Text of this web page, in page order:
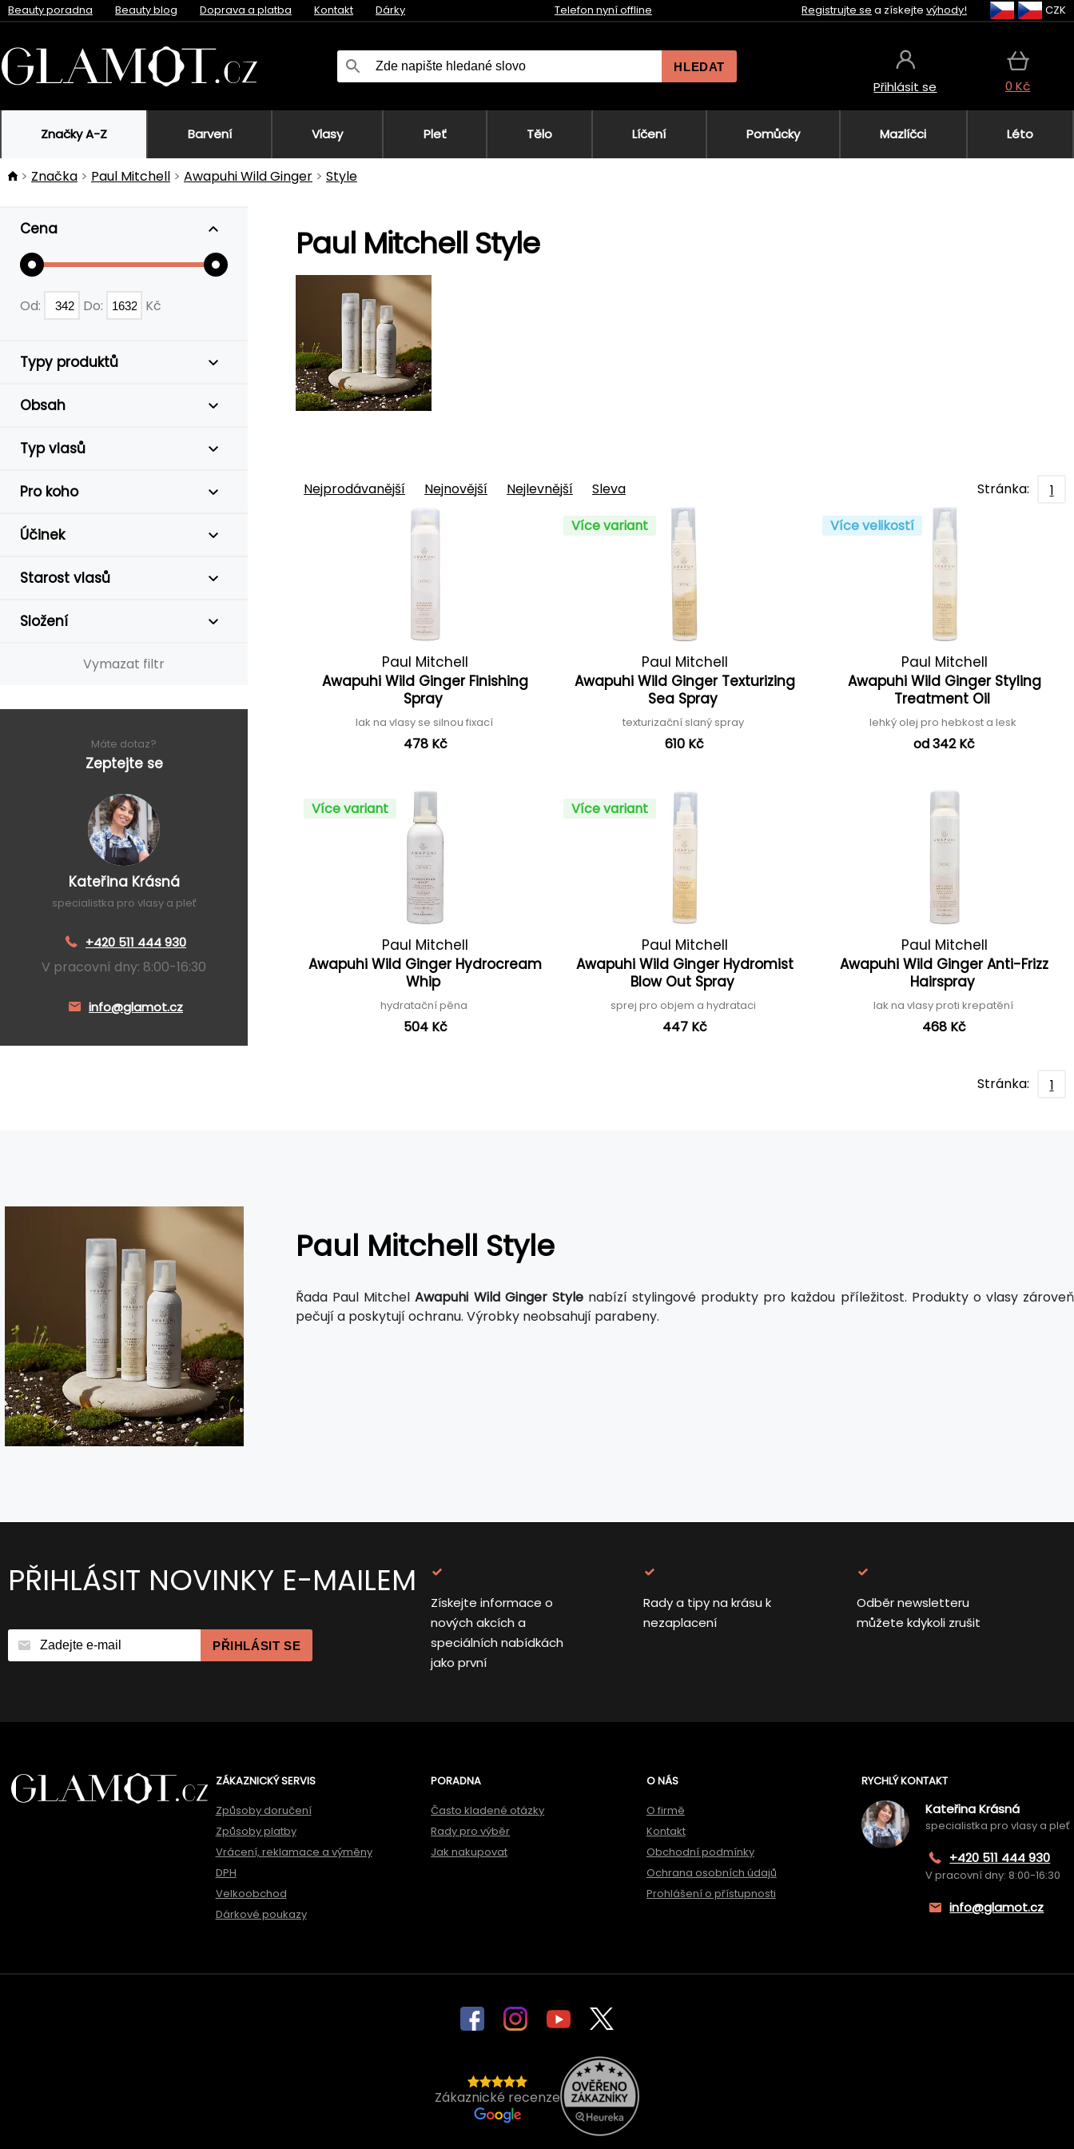
Beauty poradna Beauty blog Doprava a platba Kontakt Dárky Telefon nyní offline Registrujte se a získejte výhody! CZK
HLEDAT
Přihlásit se 0 Kč
Značky A-Z Barvení Vlasy Pleť Tělo Líčení Pomůcky Mazlíčci Léto
Značka Paul Mitchell Awapuhi Wild Ginger Style
Cena
Od: Do: Kč
Typy produktů
Obsah
Typ vlasů
Pro koho
Účinek
Starost vlasů
Složení
Vymazat filtr
Máte dotaz?
Zeptejte se
Kateřina Krásná
specialistka pro vlasy a pleť
+420 511 444 930
V pracovní dny: 8:00-16:30
info@glamot.cz
Paul Mitchell Style
Nejprodávanější Nejnovější Nejlevnější Sleva Stránka: 1
Paul Mitchell
Awapuhi Wild Ginger Finishing
Spray
lak na vlasy se silnou fixací
478 Kč
Více variant
Paul Mitchell
Awapuhi Wild Ginger Texturizing
Sea Spray
texturizační slaný spray
610 Kč
Více velikostí
Paul Mitchell
Awapuhi Wild Ginger Styling
Treatment Oil
lehký olej pro hebkost a lesk
od 342 Kč
Více variant
Paul Mitchell
Awapuhi Wild Ginger Hydrocream
Whip
hydratační pěna
504 Kč
Více variant
Paul Mitchell
Awapuhi Wild Ginger Hydromist
Blow Out Spray
sprej pro objem a hydrataci
447 Kč
Paul Mitchell
Awapuhi Wild Ginger Anti-Frizz
Hairspray
lak na vlasy proti krepatění
468 Kč
Stránka: 1
Paul Mitchell Style
Řada Paul MitchelAwapuhi Wild Ginger Stylenabízí stylingové produkty pro každou příležitost. Produkty o vlasy zároveň
pečují a poskytují ochranu. Výrobky neobsahují parabeny.
PŘIHLÁSIT NOVINKY E-MAILEM
PŘIHLÁSIT SE
Získejte informace o
nových akcích a
speciálních nabídkách
jako první
Rady a tipy na krásu k
nezaplacení
Odběr newsletteru
můžete kdykoli zrušit
ZÁKAZNICKÝ SERVIS
Způsoby doručení
Způsoby platby
Vrácení, reklamace a výměny
DPH
Velkoobchod
Dárkové poukazy
PORADNA
Často kladené otázky
Rady pro výběr
Jak nakupovat
O NÁS
O firmě
Kontakt
Obchodní podmínky
Ochrana osobních údajů
Prohlášení o přístupnosti
RYCHLÝ KONTAKT
Kateřina Krásná
specialistka pro vlasy a pleť
+420 511 444 930
V pracovní dny: 8:00-16:30
info@glamot.cz
Zákaznické recenze